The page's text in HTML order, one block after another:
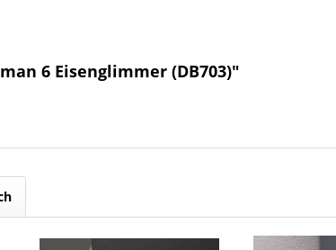
6 Eisenglimmer (DB703)"